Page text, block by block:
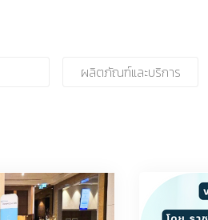
ผลิตภัณฑ์และบริการ